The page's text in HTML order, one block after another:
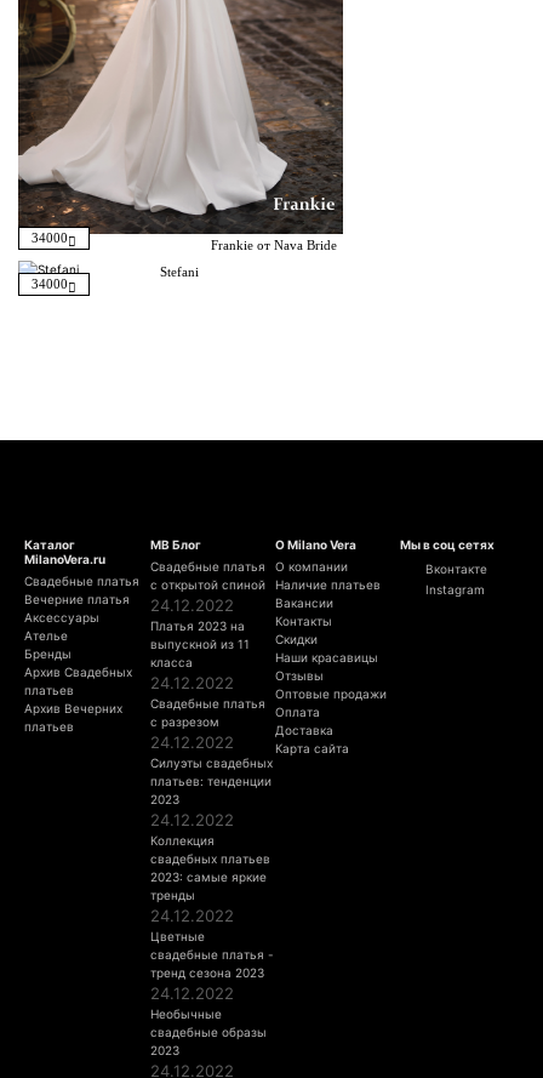
34000 Frankie от Nava Bride
34000
Stefani
Каталог
MilanoVera.ru
Свадебные платья
Вечерние платья
Аксессуары
Ателье
Бренды
Архив Свадебных
платьев
Архив Вечерних
платьев
МВ Блог
Свадебные платья
с открытой спиной
24.12.2022
Платья 2023 на
выпускной из 11
класса
24.12.2022
Свадебные платья
с разрезом
24.12.2022
Силуэты свадебных
платьев: тенденции
2023
24.12.2022
Коллекция
свадебных платьев
2023: самые яркие
тренды
24.12.2022
Цветные
свадебные платья -
тренд сезона 2023
24.12.2022
Необычные
свадебные образы
2023
24.12.2022
О Milano Vera
О компании
Наличие платьев
Вакансии
Контакты
Скидки
Наши красавицы
Отзывы
Оптовые продажи
Оплата
Доставка
Карта сайта
Мы в соц сетях
Вконтакте
Instagram